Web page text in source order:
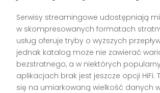
Serwisy streamingowe udostępniają
w skompresowanych formatach
usług oferuje tryby o wyższych
jednak katalog może nie zawierać
bezstratnego, a w niektórych
aplikacjach brak jest jeszcze opcji HiFi.
się na umiarkowaną wielkość danych